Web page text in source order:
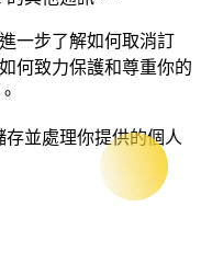
一步了解如何取消訂
何致力保護和尊重你的
存並處理你提供的個人